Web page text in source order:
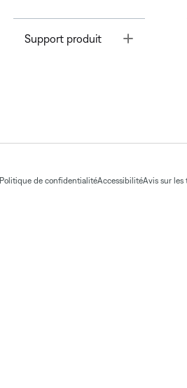
Support produit
Politique de confidentialitéAccessibilitéAvis sur les